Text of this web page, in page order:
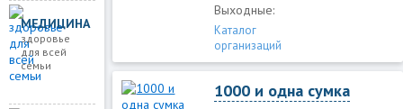
МЕДИЦИНА
здоровье
для всей
семьи
Выходные:
Каталог
организаций
1000 и одна сумка